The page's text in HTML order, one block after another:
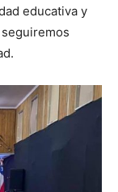
educativa y